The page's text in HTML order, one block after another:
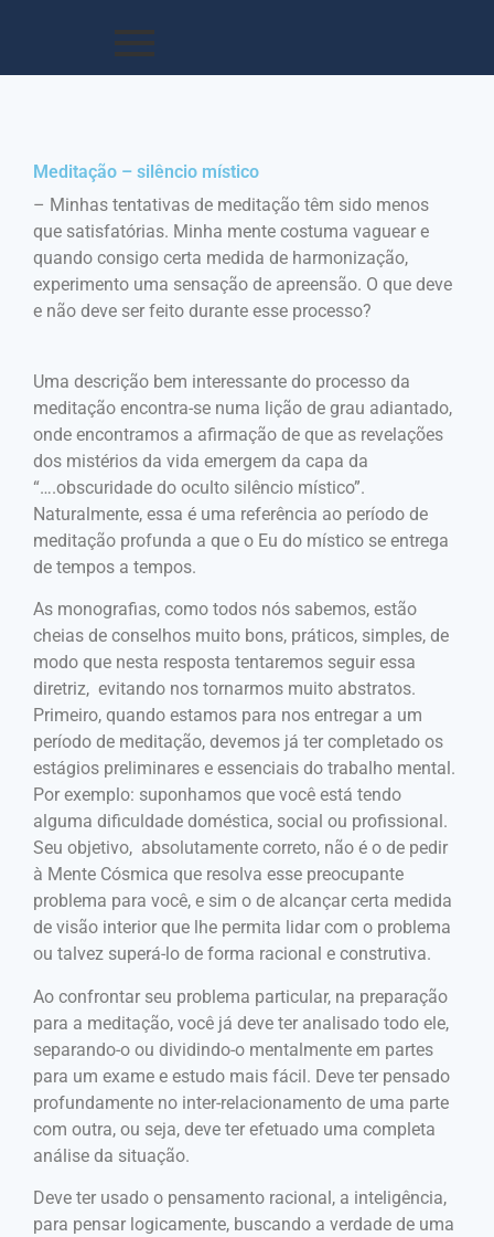
Meditação – silêncio místico
– Minhas tentativas de meditação têm sido menos
que satisfatórias. Minha mente costuma vaguear e
quando consigo certa medida de harmonização,
experimento uma sensação de apreensão. O que deve
e não deve ser feito durante esse processo?
Uma descrição bem interessante do processo da
meditação encontra-se numa lição de grau adiantado,
onde encontramos a afirmação de que as revelações
dos mistérios da vida emergem da capa da
“….obscuridade do oculto silêncio místico”.
Naturalmente, essa é uma referência ao período de
meditação profunda a que o Eu do místico se entrega
de tempos a tempos.
As monografias, como todos nós sabemos, estão
cheias de conselhos muito bons, práticos, simples, de
modo que nesta resposta tentaremos seguir essa
diretriz, evitando nos tornarmos muito abstratos.
Primeiro, quando estamos para nos entregar a um
período de meditação, devemos já ter completado os
estágios preliminares e essenciais do trabalho mental.
Por exemplo: suponhamos que você está tendo
alguma dificuldade doméstica, social ou profissional.
Seu objetivo, absolutamente correto, não é o de pedir
à Mente Cósmica que resolva esse preocupante
problema para você, e sim o de alcançar certa medida
de visão interior que lhe permita lidar com o problema
ou talvez superá-lo de forma racional e construtiva.
Ao confrontar seu problema particular, na preparação
para a meditação, você já deve ter analisado todo ele,
separando-o ou dividindo-o mentalmente em partes
para um exame e estudo mais fácil. Deve ter pensado
profundamente no inter-relacionamento de uma parte
com outra, ou seja, deve ter efetuado uma completa
análise da situação.
Deve ter usado o pensamento racional, a inteligência,
para pensar logicamente, buscando a verdade de uma